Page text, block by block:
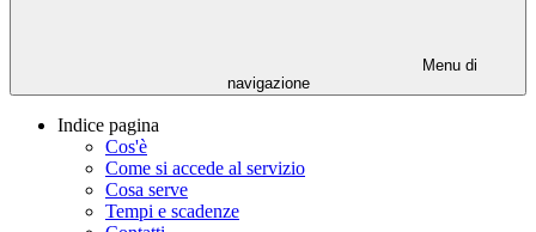
Menu di
navigazione
Indice pagina
Cos'è
Come si accede al servizio
Cosa serve
Tempi e scadenze